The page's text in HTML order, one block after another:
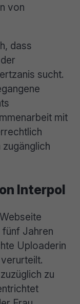
von
dass
sucht.
mit
Interpol
Jahren
Uploaderin
zu